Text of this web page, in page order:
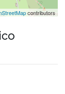
contributors